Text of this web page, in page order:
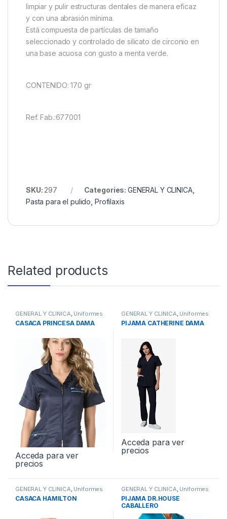
limpiar y pulir estructuras dentales de manera eficaz
y con una abrasión mínima.
Está compuesta de partículas de tamaño
seleccionado y controlado de silicato de circonio en
una base acuosa con gusto a menta verde.
CONTENIDO: 170 gr
Ref. Fab.:677001
SKU: 297 Categories: GENERAL Y CLINICA,
Pasta para el pulido Profilaxis
Related products
GENERAL Y CLINICA Uniformes
CASACA PRINCESA DAMA
Acceda para ver
precios
GENERAL Y CLINICA Uniformes
PIJAMA CATHERINE DAMA
Acceda para ver
precios
GENERAL Y CLINICA, Uniformes
CASACA HAMILTON
GENERAL Y CLINICA, Uniformes
PIJAMA DR.HOUSE
CABALLERO